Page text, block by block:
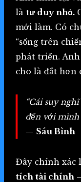
là tư duy nhỏ.
mới làm. Có
“sống trên
phát triển. Anh
cho là đắt hơn
“Cái suy
đến với mình
— Sáu Bình
Đây chính xác
tích tài chính